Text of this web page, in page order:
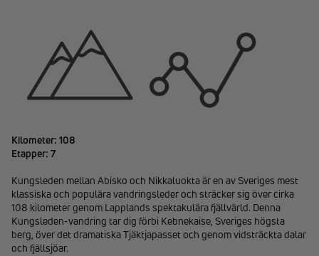
Kilometer: 108
Etapper: 7
Kungsleden mellan Abisko och Nikkaluokta är en av Sveriges mest
klassiska och populära vandringsleder och sträcker sig över cirka
108 kilometer genom Lapplands spektakulära fjällvärld. Denna
Kungsleden-vandring tar dig förbi Kebnekaise, Sveriges högsta
berg, över det dramatiska Tjäktjapasset och genom vidsträckta dalar
och fjällsjöar.